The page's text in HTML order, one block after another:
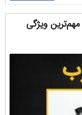
ویژگی